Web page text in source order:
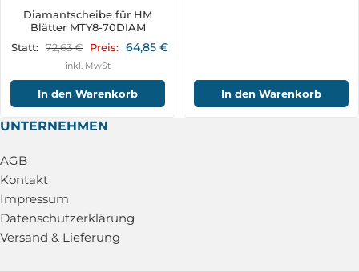
Diamantscheibe für HM
Blätter MTY8-70DIAM
Statt: 72,63€ Preis: 64,85 €
inkl. MwSt
In den Warenkorb In den Warenkorb
UNTERNEHMEN
AGB
Kontakt
Impressum
Datenschutzerklärung
Versand & Lieferung